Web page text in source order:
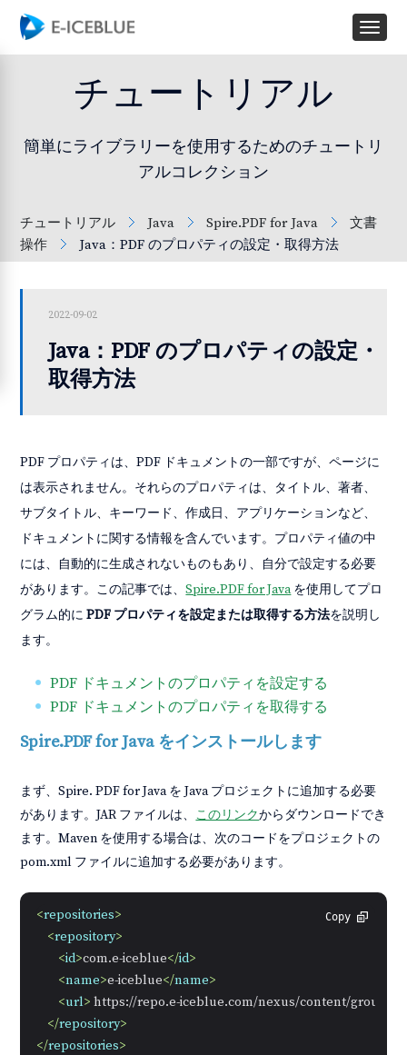
チュートリアル
簡単にライブラリーを使用するためのチュートリ
アルコレクション
チュートリアル Java Spire.PDF for Java
文書
操作
Java：PDF のプロパティの設定・取得方法
2022-09-02
Java：PDF のプロパティの設定・
取得方法
PDF プロパティは、PDF ドキュメントの一部ですが、ページに
は表示されません。それらのプロパティは、タイトル、著者、
サブタイトル、キーワード、作成日、アプリケーションなど、
ドキュメントに関する情報を含んでいます。プロパティ値の中
には、自動的に生成されないものもあり、自分で設定する必要
があります。この記事では、Spire.PDF for Javaを使用してプロ
グラム的にPDF プロパティを設定または取得する方法を説明し
ます。
PDF ドキュメントのプロパティを設定する
PDF ドキュメントのプロパティを取得する
Spire.PDF for Java をインストールします
まず、Spire. PDF for Java を Java プロジェクトに追加する必要
があります。JAR ファイルは、 このリンクからダウンロードでき
ます。Maven を使用する場合は、次のコードをプロジェクトの
pom.xml ファイルに追加する必要があります。
Copy
<repositories>
<repository>
<id>com.e-iceblue</id>
<name>e-iceblue</name>
<url> https://repo.e-iceblue.com/nexus/content/groups/
</repository>
</repositories>